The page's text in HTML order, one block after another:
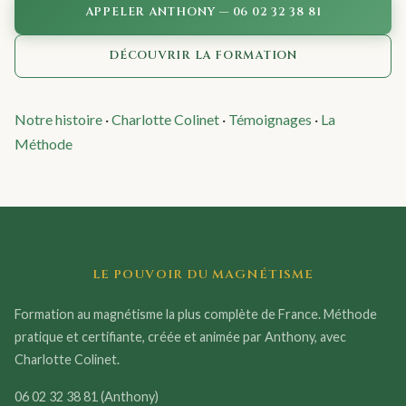
APPELER ANTHONY — 06 02 32 38 81
DÉCOUVRIR LA FORMATION
Notre histoire ·Charlotte Colinet · Témoignages · La
Méthode
LE POUVOIR DU MAGNÉTISME
Formation au magnétisme la plus complète de France. Méthode
pratique et certifiante, créée et animée par Anthony, avec
Charlotte Colinet.
06 02 32 38 81(Anthony)